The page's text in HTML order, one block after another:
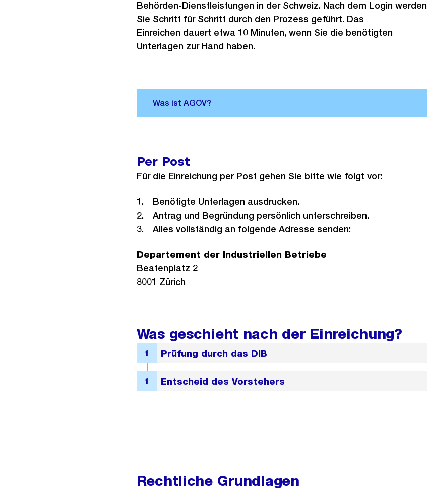
Behörden-Dienstleistungen in der Schweiz. Nach dem Login werden
Sie Schritt für Schritt durch den Prozess geführt. Das
Einreichen dauert etwa 10 Minuten, wenn Sie die benötigten
Unterlagen zur Hand haben.
Per Post
Für die Einreichung per Post gehen Sie bitte wie folgt vor:
Benötigte Unterlagen ausdrucken.
Antrag und Begründung persönlich unterschreiben.
Alles vollständig an folgende Adresse senden:
Departement der Industriellen Betriebe
Beatenplatz 2
8001 Zürich
Was geschieht nach der Einreichung?
Rechtliche Grundlagen